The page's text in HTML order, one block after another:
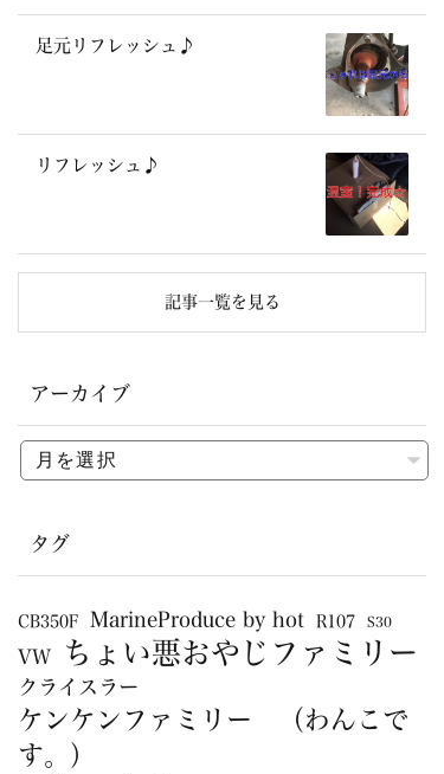
足元リフレッシュ♪
リフレッシュ♪
記事一覧を見る
アーカイブ
タグ
CB350F MarineProduce by hot R107 S30
VW ちょい悪おやじファミリー
クライスラー
ケンケンファミリー （わんこで
す。）